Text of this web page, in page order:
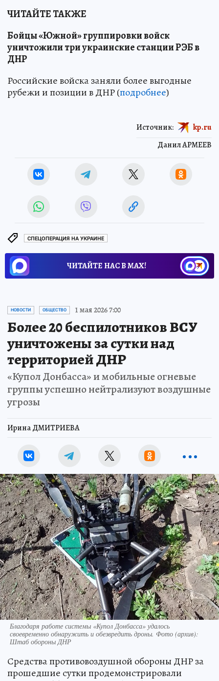
ЧИТАЙТЕ ТАКЖЕ
Бойцы «Южной» группировки войск
уничтожили три украинские станции РЭБ в
ДНР
Российские войска заняли более выгодные
рубежи и позиции в ДНР (подробнее)
Данил АРМЕЕВ
Источник: kp.ru
СПЕЦОПЕРАЦИЯ НА УКРАИНЕ
ЧИТАЙТЕ НАС В МАХ!
НОВОСТИ ОБЩЕСТВО 1 мая 2026 7:00
Более 20 беспилотников ВСУ
уничтожены за сутки над
территорией ДНР
«Купол Донбасса» и мобильные огневые
группы успешно нейтрализуют воздушные
угрозы
Ирина ДМИТРИЕВА
Благодаря работе системы «Купол Донбасса» удалось
своевременно обнаружить и обезвредить дроны. Фото (архив):
Штаб обороны ДНР
Средства противовоздушной обороны ДНР за
прошедшие сутки продемонстрировали